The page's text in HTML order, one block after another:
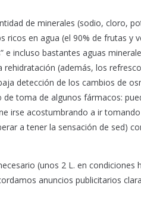
de minerales (sodio, cloro,
en agua (el 90% de frutas y
e incluso bastantes aguas
(además, los
detección de los cambios de
toma de algunos fármacos:
irse acostumbrando a ir
a tener la sensación de sed)
(unos 2 L. en
anuncios publicitarios